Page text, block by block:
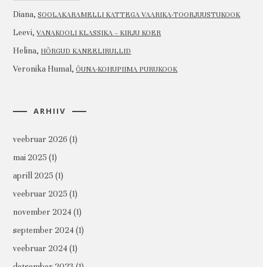
Diana,SOOLAKARAMELLI KATTEGA VAARIKA-TOORJUUSTUKOOK
Leevi,VANAKOOLI KLASSIKA – KIRJU KOER
Helina, HÕRGUD KANEELIRULLID
Veronika Humal, ÕUNA-KOHUPIIMA PURUKOOK
ARHIIV
veebruar 2026 (1)
mai 2025 (1)
aprill 2025 (1)
veebruar 2025 (1)
november 2024 (1)
september 2024 (1)
veebruar 2024 (1)